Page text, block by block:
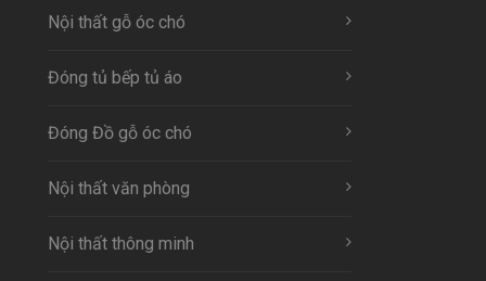
Nội thất gỗ óc chó
Đóng tủ bếp tủ áo
Đóng Đồ gỗ óc chó
Nội thất văn phòng
Nội thất thông minh